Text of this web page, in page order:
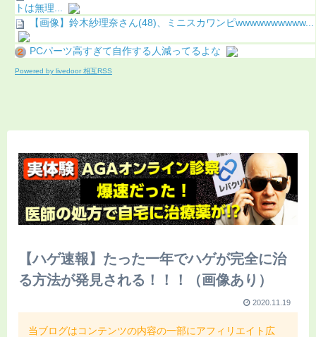
トは無理...
【画像】鈴木紗理奈さん(48)、ミニスカワンピwwwwwwwwww...
PCパーツ高すぎて自作する人減ってるよな
Powered by livedoor 相互RSS
【ハゲ速報】たった一年でハゲが完全に治
る方法が発見される！！！（画像あり）
2020.11.19
当ブログはコンテンツの内容の一部にアフィリエイト広